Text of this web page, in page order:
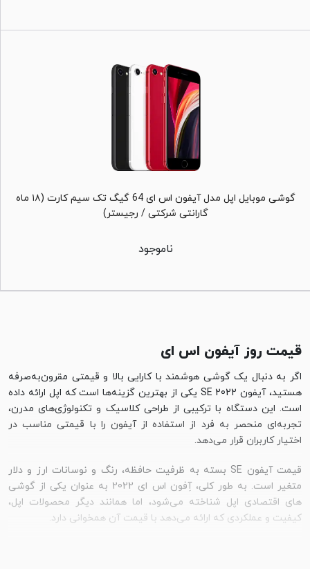
گوشی موبایل اپل مدل آیفون اس ای 64 گیگ تک سیم کارت (۱۸ ماه
گارانتی شرکتی / رجیستر)
ناموجود
قیمت روز آیفون اس ای
اگر به دنبال یک گوشی هوشمند با کارایی بالا و قیمتی مقرون‌به‌صرفه
هستید، آیفون SE 2022 یکی از بهترین گزینه‌ها است که اپل ارائه داده
است. این دستگاه با ترکیبی از طراحی کلاسیک و تکنولوژی‌های مدرن،
تجربه‌ای منحصر به فرد از استفاده از آیفون را با قیمتی مناسب در
اختیار کاربران قرار می‌دهد.
قیمت آیفون SE بسته به ظرفیت حافظه، رنگ و نوسانات ارز و دلار
متغیر است. به طور کلی، آِفون اس ای 2022 به عنوان یکی از گوشی
های اقتصادی‌ اپل شناخته می‌شود، اما همانند دیگر محصولات اپل،
کیفیت و عملکردی که ارائه می‌دهد با قیمت آن همخوانی دارد.